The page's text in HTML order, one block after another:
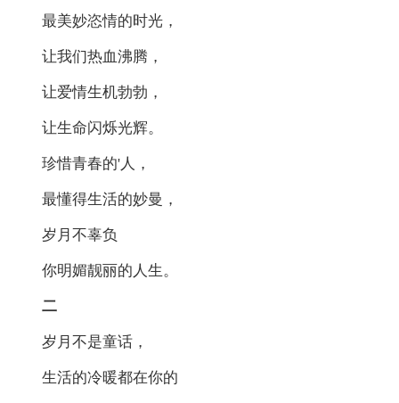
最美妙恣情的时光，
让我们热血沸腾，
让爱情生机勃勃，
让生命闪烁光辉。
珍惜青春的'人，
最懂得生活的妙曼，
岁月不辜负
你明媚靓丽的人生。
二
岁月不是童话，
生活的冷暖都在你的